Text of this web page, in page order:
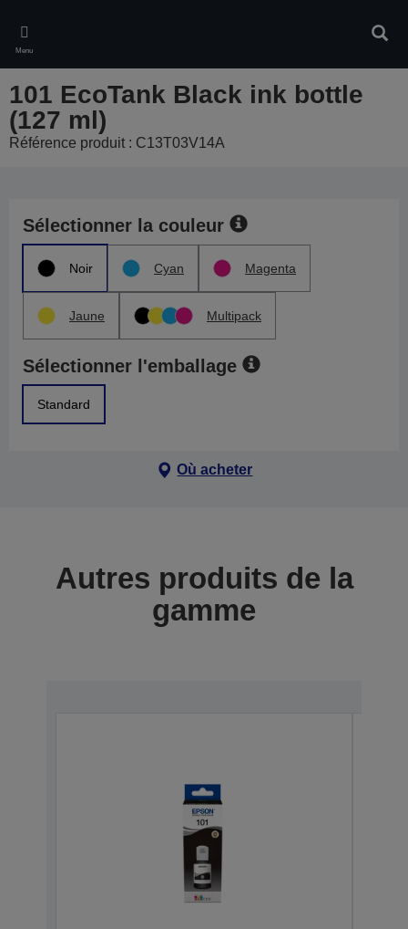
main
content
Menu
101 EcoTank Black ink bottle
(127 ml)
Référence produit : C13T03V14A
Sélectionner la couleur
Noir Cyan Magenta
Jaune Multipack
Sélectionner l'emballage
Standard
Où acheter
Autres produits de la
gamme